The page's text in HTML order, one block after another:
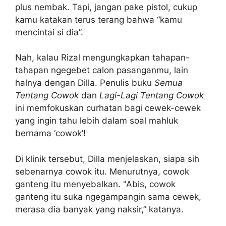
plus nembak. Tapi, jangan pake pistol, cukup
kamu katakan terus terang bahwa “kamu
mencintai si dia”.
Nah, kalau Rizal mengungkapkan tahapan-
tahapan ngegebet calon pasanganmu, lain
halnya dengan Dilla. Penulis buku Semua
Tentang Cowok dan Lagi-Lagi Tentang Cowok
ini memfokuskan curhatan bagi cewek-cewek
yang ingin tahu lebih dalam soal mahluk
bernama ‘cowok’!
Di klinik tersebut, Dilla menjelaskan, siapa sih
sebenarnya cowok itu. Menurutnya, cowok
ganteng itu menyebalkan. "Abis, cowok
ganteng itu suka ngegampangin sama cewek,
merasa dia banyak yang naksir,” katanya.